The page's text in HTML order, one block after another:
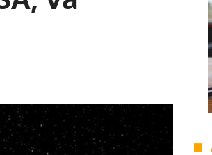
și rivalul economic al SUA
România o simte, nu o spune
– O analiză structurală a demografiei,